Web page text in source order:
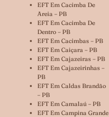
EFT Em Cacimba De
Areia – PB
EFT Em Cacimba De
Dentro – PB
EFT Em Cacimbas – PB
EFT Em Caiçara – PB
EFT Em Cajazeiras – PB
EFT Em Cajazeirinhas –
PB
EFT Em Caldas Brandão
– PB
EFT Em Camalaú – PB
EFT Em Campina Grande